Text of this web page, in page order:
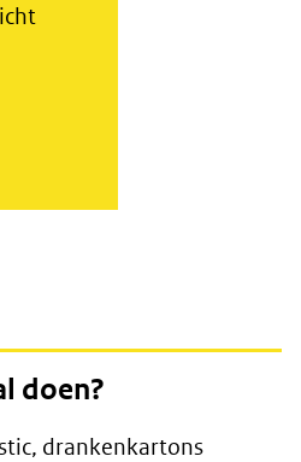
doen?
drankenkartons